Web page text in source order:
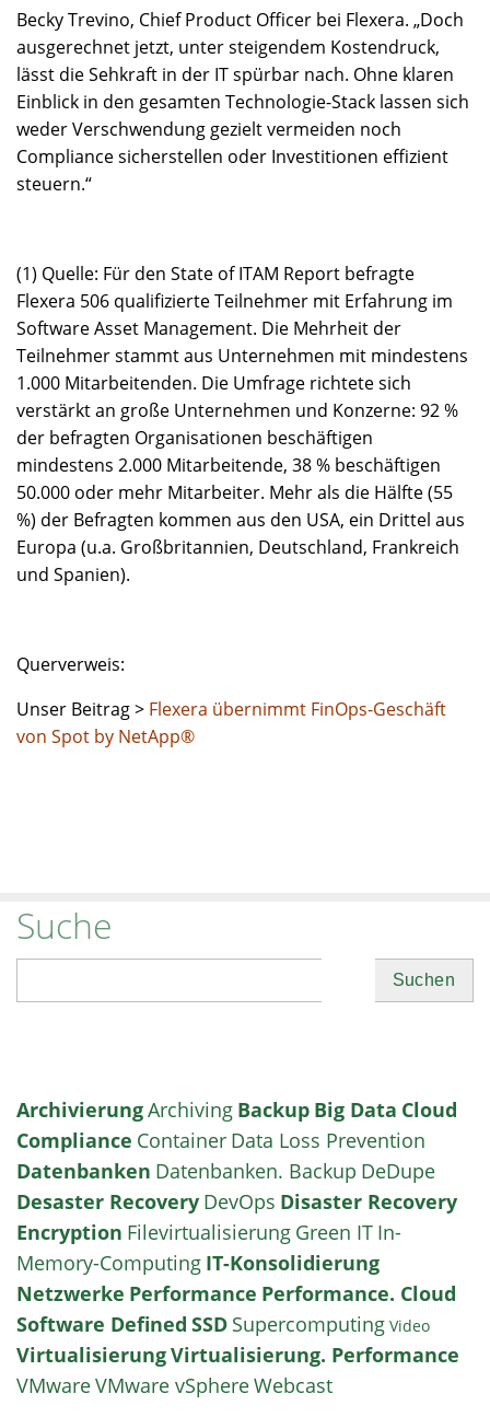
Becky Trevino, Chief Product Officer bei Flexera. „Doch
ausgerechnet jetzt, unter steigendem Kostendruck,
lässt die Sehkraft in der IT spürbar nach. Ohne klaren
Einblick in den gesamten Technologie-Stack lassen sich
weder Verschwendung gezielt vermeiden noch
Compliance sicherstellen oder Investitionen effizient
steuern.“
(1) Quelle: Für den State of ITAM Report befragte
Flexera 506 qualifizierte Teilnehmer mit Erfahrung im
Software Asset Management. Die Mehrheit der
Teilnehmer stammt aus Unternehmen mit mindestens
1.000 Mitarbeitenden. Die Umfrage richtete sich
verstärkt an große Unternehmen und Konzerne: 92 %
der befragten Organisationen beschäftigen
mindestens 2.000 Mitarbeitende, 38 % beschäftigen
50.000 oder mehr Mitarbeiter. Mehr als die Hälfte (55
%) der Befragten kommen aus den USA, ein Drittel aus
Europa (u.a. Großbritannien, Deutschland, Frankreich
und Spanien).
Querverweis:
Unser Beitrag > Flexera übernimmt FinOps-Geschäft
von Spot by NetApp®
Suche
ArchivierungArchiving Backup Big Data Cloud
Compliance Container Data Loss Prevention
Datenbanken Datenbanken. Backup DeDupe
Desaster Recovery DevOps Disaster Recovery
Encryption Filevirtualisierung Green IT In-
Memory-Computing IT-Konsolidierung
Netzwerke Performance Performance. Cloud
Software Defined SSD Supercomputing Video
VirtualisierungVirtualisierung. Performance
VMwareVMware vSphereWebcast